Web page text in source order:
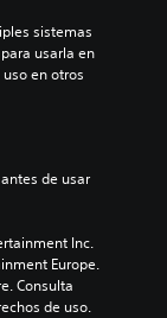
sistemas
usarla en
en otros
Inc.
Europe.
Consulta
de uso.